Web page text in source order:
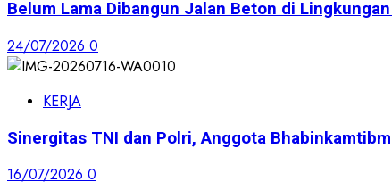
Belum Lama Dibangun Jalan Beton di
24/07/2026 0
KERJA
Sinergitas TNI dan Polri, Anggota
16/07/2026 0